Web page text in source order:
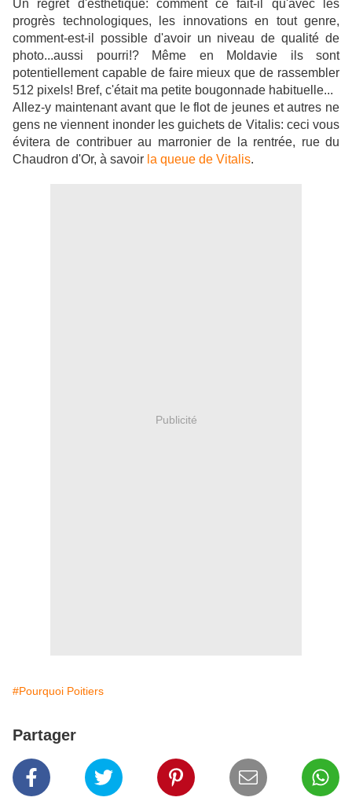
Un regret d'esthétique: comment ce fait-il qu'avec les
progrès technologiques, les innovations en tout genre,
comment-est-il possible d'avoir un niveau de qualité de
photo...aussi pourri!? Même en Moldavie ils sont
potentiellement capable de faire mieux que de rassembler
512 pixels! Bref, c'était ma petite bougonnade habituelle...
Allez-y maintenant avant que le flot de jeunes et autres ne
gens ne viennent inonder les guichets de Vitalis: ceci vous
évitera de contribuer au marronier de la rentrée, rue du
Chaudron d'Or, à savoir la queue de Vitalis.
Publicité
#Pourquoi Poitiers
Partager